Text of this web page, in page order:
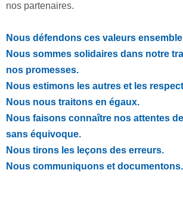
nos partenaires.
Nous défendons ces valeurs
Nous sommes solidaires dans notre
nos promesses.
Nous estimons les autres et les
Nous nous traitons en égaux.
Nous faisons connaître nos attentes
sans équivoque.
Nous tirons les leçons des erreurs.
Nous communiquons et documentons.